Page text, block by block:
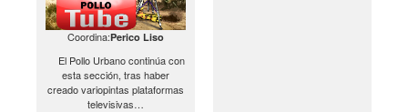
Coordina:Perico Liso
El Pollo Urbano continúa con
esta sección, tras haber
creado variopintas plataformas
televisivas…